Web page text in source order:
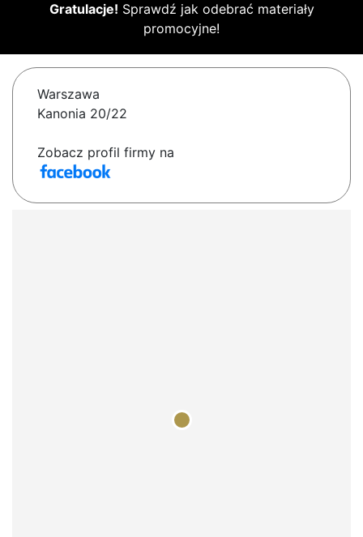
Gratulacje! Sprawdź jak odebrać materiały
promocyjne!
Warszawa
Kanonia 20/22
Zobacz profil firmy na